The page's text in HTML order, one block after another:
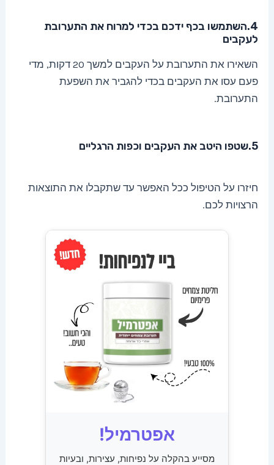
4.השתמשו בכף ידכם בכדי למרוח את התערובת
לעקבים
השאירו את התערובת על העקבים למשך 20 דקות, מדי
פעם עסו את העקבים בכדי להגביר את השפעת
התערובת.
5.שטפו היטב את העקבים וכפות הרגליים
חיזרו על הטיפול ככל האפשר עד שתקבלו את התוצאות
הרצויות לכם.
אפטרמיל!
מסייע בהקלה על נפיחות, עצירות, ובעיות